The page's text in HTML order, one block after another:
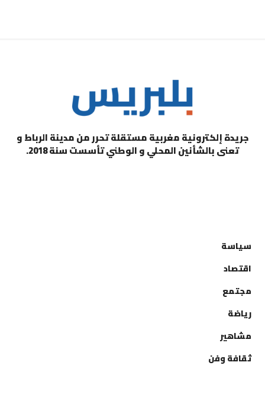
جريدة إلكترونية مغربية مستقلة تحرر من مدينة الرباط و
تعنى بالشأنين المحلي و الوطني تأسست سنة 2018.
سياسة
اقتصاد
مجتمع
رياضة
مشاهير
ثقافة وفن